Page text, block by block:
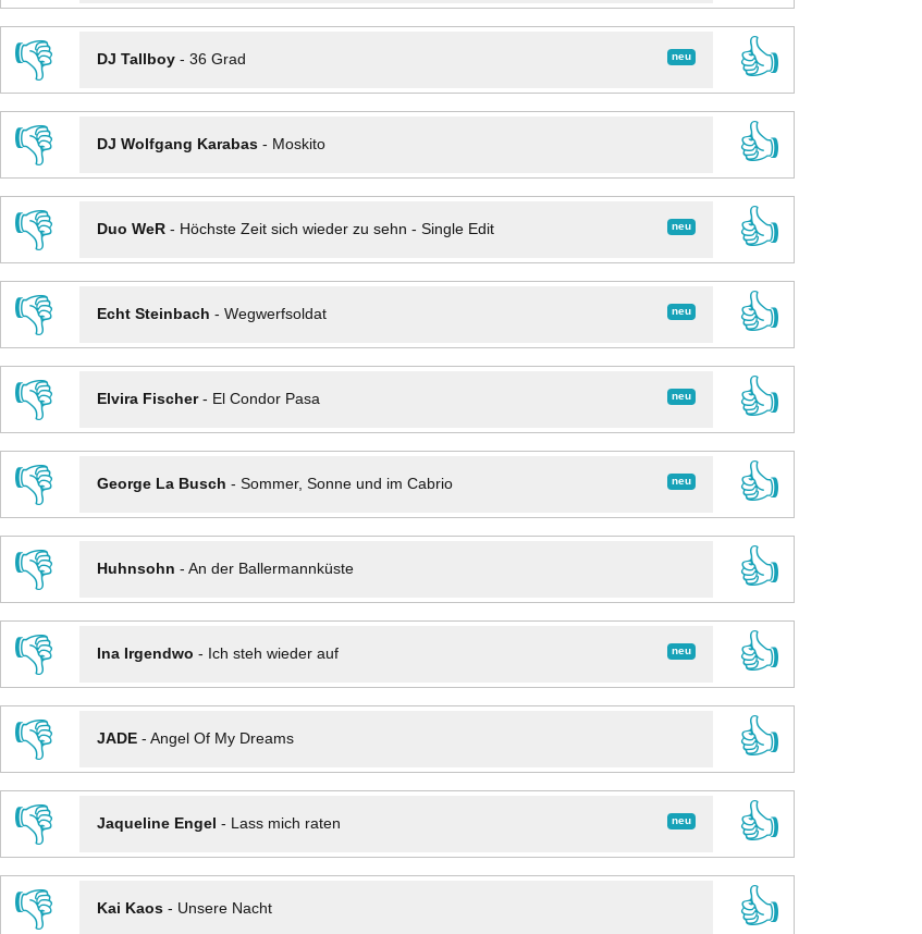
👎
neu
DJ Tallboy- 36 Grad
👍
👎
DJ Wolfgang Karabas- Moskito
👍
👎
neu
Duo WeR- Höchste Zeit sich wieder zu sehn - Single Edit
👍
👎
neu
Echt Steinbach - Wegwerfsoldat
👍
👎
neu
Elvira Fischer- El Condor Pasa
👍
👎
neu
George La Busch - Sommer, Sonne und im Cabrio
👍
👎
Huhnsohn - An der Ballermannküste
👍
👎
neu
Ina Irgendwo - Ich steh wieder auf
👍
👎
JADE- Angel Of My Dreams
👍
👎
neu
Jaqueline Engel - Lass mich raten
👍
👎
Kai Kaos- Unsere Nacht
👍